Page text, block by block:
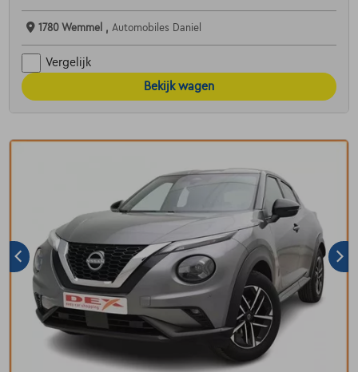
1780 Wemmel , Automobiles Daniel
Vergelijk
Bekijk wagen